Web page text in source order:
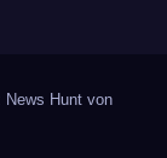
News Hunt von